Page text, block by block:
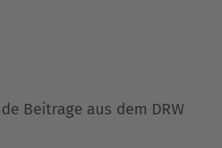
Beitrage aus dem DRW